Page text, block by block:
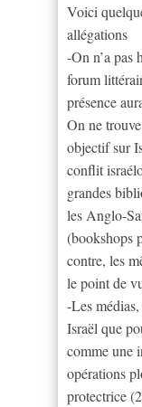
Voici
allégations
-On n’a pas
forum
présence
On ne
objectif sur
conflit
grandes
les Anglo-
(bookshops
contre, les
le point de
-Les médias,
Israël que
comme une
opérations
protectrice